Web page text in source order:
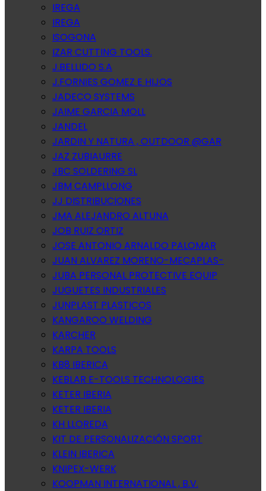
IREGA
IREGA
ISOGONA
IZAR CUTTING TOOLS.
J.BELLIDO S.A
J.FORNIES GOMEZ E HIJOS
JADECO SYSTEMS
JAIME GARCIA MOLL
JANDEL
JARDIN Y NATURA , OUTDOOR @GAR
JAZ ZUBIAURRE
JBC SOLDERING SL
JBM CAMPLLONG
JJ DISTRIBUCIONES
JMA ALEJANDRO ALTUNA
JOB RUIZ ORTIZ
JOSE ANTONIO ARNALDO PALOMAR
JUAN ALVAREZ MORENO-MECAPLAS-
JUBA PERSONAL PROTECTIVE EQUIP
JUGUETES INDUSTRIALES
JUNPLAST PLASTICOS
KANGAROO WELDING
KARCHER
KARPA TOOLS
KB8 IBERICA
KEBLAR E-TOOLS TECHNOLOGIES
KETER IBERIA
KETER IBERIA
KH LLOREDA
KIT DE PERSONALIZACIÓN SPORT
KLEIN IBERICA
KNIPEX-WERK
KOOPMAN INTERNATIONAL , B.V.